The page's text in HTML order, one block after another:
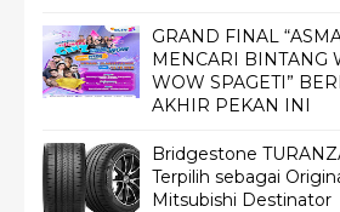
GRAND FINAL
MENCARI BINTANG
WOW SPAGETI”
AKHIR PEKAN INI
Bridgestone
Terpilih sebagai
Mitsubishi Destinator